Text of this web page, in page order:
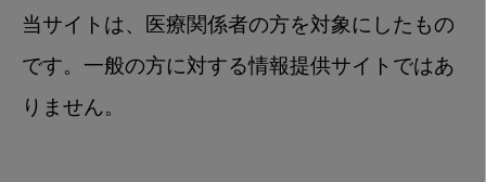
当サイトは、医療関係者の方を対象にしたもの
です。一般の方に対する情報提供サイトではあ
りません。